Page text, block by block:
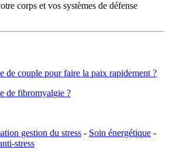
corps et vos systèmes de défense
de couple pour faire la paix rapidement ?
de fibromyalgie ?
gestion du stress - Soin énergétique -
stress